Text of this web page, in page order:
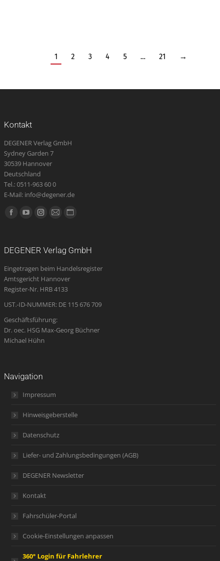
1 2 3 4 5 … 21 →
Kontakt
DEGENER Verlag GmbH
Sydney Garden 7
30539 Hannover
Deutschland
Tel.: 0511-963 60 0
E-Mail: info@degener.de
Finden Sie uns auf:
Facebook
new
window
YouTube
new
window
Instagram
new
window
E-
opens
in
new
Website
new
DEGENER Verlag GmbH
Eingetragen beim Handelsregister
Amtsgericht Hannover
Register-Nr. HRB 4133
UST.-ID-NUMMER: DE 115 676 709
Geschäftsführung:
Dr. oec. HSG Max-Georg Büchner
Michael Hühn
Navigation
Impressum
Hinweisgeberstelle
Datenschutz
Liefer- und Zahlungsbedingungen (AGB)
DEGENER Newsletter
Kontakt
Fahrschüler-Portal
Cookie-Einstellungen anpassen
360° Login für Fahrlehrer